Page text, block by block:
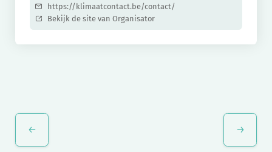
https://klimaatcontact.be/contact/
Bekijk de site van Organisator
Navigatie